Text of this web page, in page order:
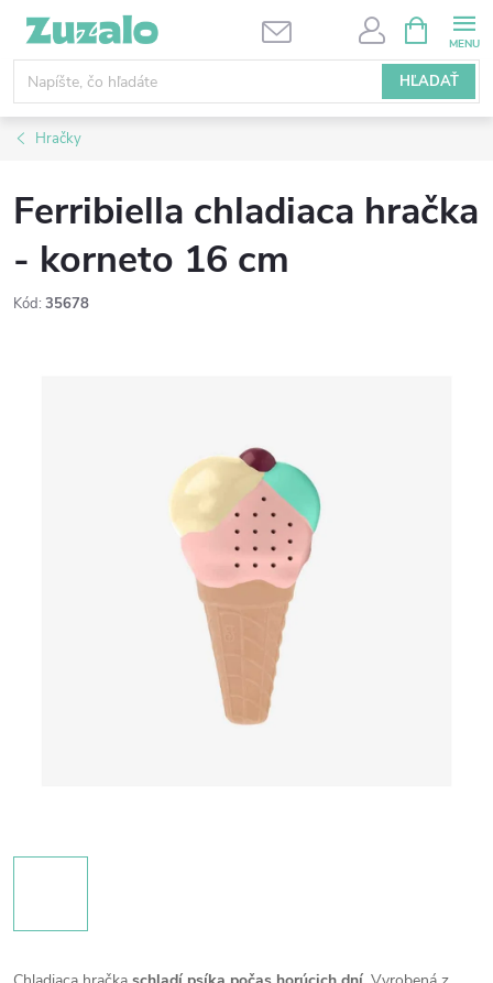
Prejsť
obsah
HĽADAŤ
KOŠÍK
Hračky
Ferribiella chladiaca hračka
- korneto 16 cm
Kód: 35678